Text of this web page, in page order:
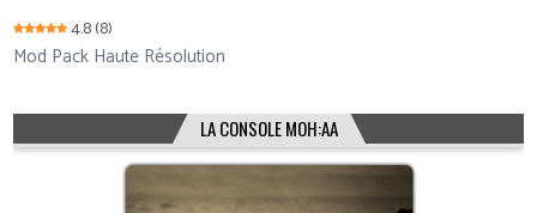
4.8(8)
Mod Pack Haute Résolution
LA CONSOLE MOH:AA